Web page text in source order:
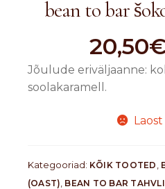
bean to bar
20,50
Jõulude eriväljaanne:
soolakaramell.
Kategooriad: KÕIK TOOTED
(OAST) BEAN TO BAR